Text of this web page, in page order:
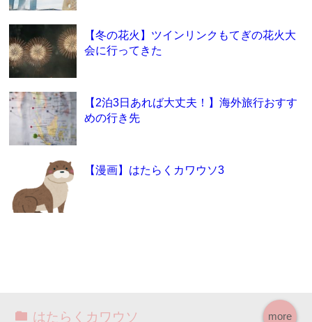
【冬の花火】ツインリンクもてぎの花火大
会に行ってきた
【2泊3日あれば大丈夫！】海外旅行おすす
めの行き先
【漫画】はたらくカワウソ3
more
はたらくカワウソ